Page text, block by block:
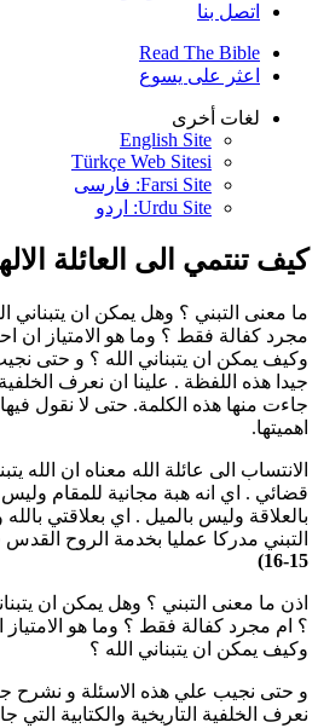
اتصل بنا
Read The Bible
اعثر على يسوع
لغات أخرى
English Site
Türkçe Web Sitesi
Farsi Site: فارسی
Urdu Site: اردو
كيف تنتمي الى العائلة
ما معنى التبني ؟ وهل يمكن ان يتبناني
مجرد كفالة فقط ؟ وما هو الامتياز ان
وكيف يمكن ان يتبناني الله ؟ و حتى
جيدا هذه اللفظة . علينا ان نعرف الخلفية
جاءت منها هذه الكلمة. حتى لا نقول
اهميتها.
الانتساب الى عائلة الله معناه ان
قضائي . اي انه هبة مجانية للمقام
بالعلاقة وليس بالميل . اي بعلاقتي
التبني مدركا عمليا بخدمة الروح القدس
15-16)
اذن ما معنى التبني ؟ وهل يمكن ان
؟ ام مجرد كفالة فقط ؟ وما هو
وكيف يمكن ان يتبناني الله ؟
و حتى نجيب علي هذه الاسئلة و نشرح
نعرف الخلفية التاريخية والكتابية